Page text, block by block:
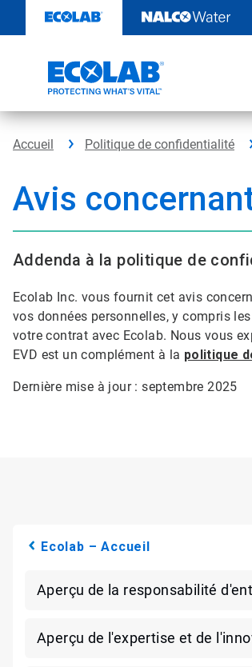
contenu​​​​​​​
Accueil Politique de confidentialité
Avis
Addenda à la politique de
Ecolab Inc. vous fournit cet avis
vos données personnelles, y compris
votre contrat avec Ecolab. Nous vous
EVD est un complément à la politique
Dernière mise à jour : septembre 2025
Ecolab – Accueil
Aperçu de la responsabilité
Aperçu de l'expertise et de